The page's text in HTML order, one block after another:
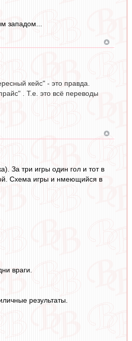
западом...
кейс" - это правда.
. Т.е. это всё переводы
За три игры один гол и тот в
Схема игры и нмеющийся в
враги.
результаты.